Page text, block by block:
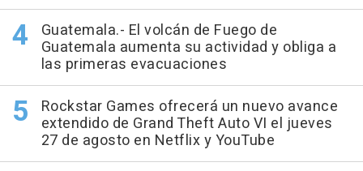
Guatemala.- El volcán de Fuego de
Guatemala aumenta su actividad y obliga a
las primeras evacuaciones
Rockstar Games ofrecerá un nuevo avance
extendido de Grand Theft Auto VI el jueves
27 de agosto en Netflix y YouTube